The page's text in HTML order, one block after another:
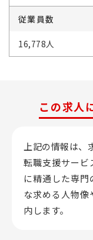
従業員数
16,778人
この求人
上記の情報は、
転職支援サービ
に精通した専門
な求める人物
内します。